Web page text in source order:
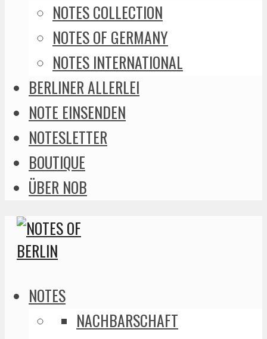
NOTES COLLECTION
NOTES OF GERMANY
NOTES INTERNATIONAL
BERLINER ALLERLEI
NOTE EINSENDEN
NOTESLETTER
BOUTIQUE
ÜBER NOB
NOTES
NACHBARSCHAFT